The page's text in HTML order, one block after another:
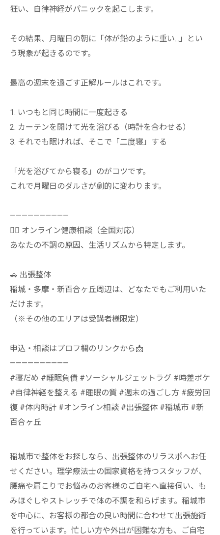
狂い、自律神経がパニックを起こします。
その結果、月曜日の朝に「体が鉛のように重い...」とい
う現象が起きるのです。
最高の週末を過ごす正解ルールはこれです。
1. いつもと同じ時間に一度起きる
2. カーテンを開けて光を浴びる（時計を合わせる）
3. それでも眠ければ、そこで「二度寝」する
「光を浴びてから寝る」のがコツです。
これで月曜日のダルさが劇的に変わります。
——————————
👩‍⚕️ オンライン健康相談（全国対応）
あなたの不調の原因、生活リズムから特定します。
🚗 出張整体
稲城・多摩・新百合ヶ丘周辺は、どなたでもご利用いた
だけます。
（※その他のエリアは受講者様限定）
申込・相談はプロフ欄のリンクから📩
——————————
#寝だめ #睡眠負債 #ソーシャルジェットラグ #時差ボケ
#自律神経を整える #睡眠の質 #週末の過ごし方 #疲労回
復 #体内時計 #オンライン相談 #出張整体 #稲城市 #新
百合ヶ丘
稲城市で整体をお探しなら、出張整体のリラスポへお任
せください。理学療法士の国家資格を持つスタッフが、
腰痛や肩こりでお悩みのお客様のご自宅へ直接伺い、も
みほぐしやストレッチで体の不調を和らげます。稲城市
を中心に、お客様の都合の良い時間に合わせて出張施術
を行っています。忙しい方や外出が困難な方も、ご自宅